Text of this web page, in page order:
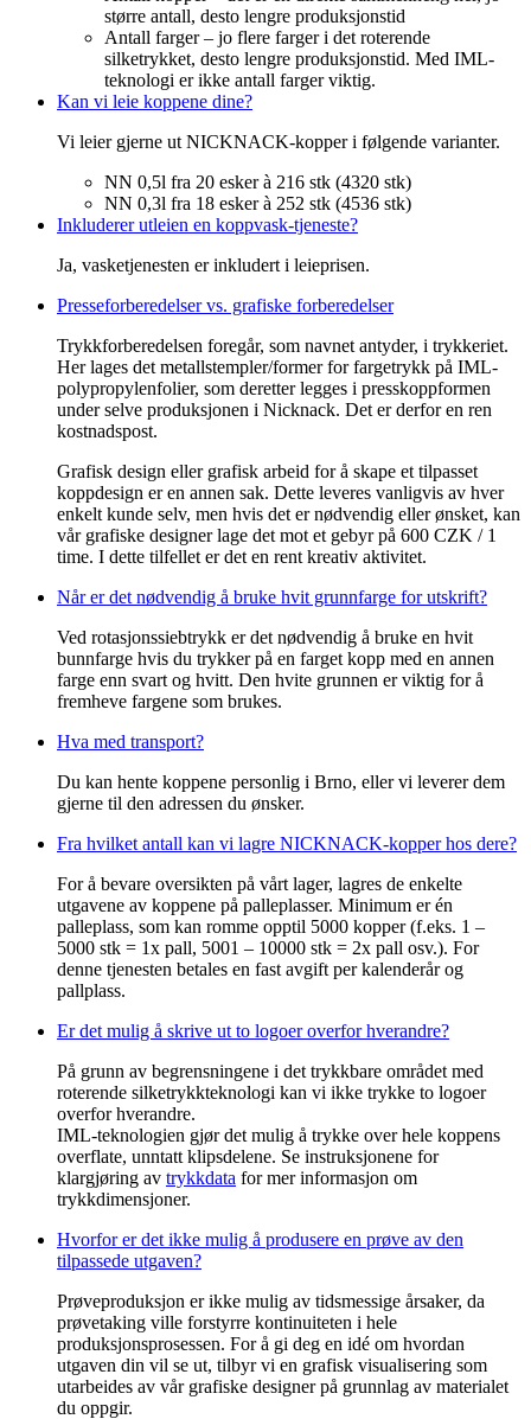
større antall, desto lengre produksjonstid
Antall farger – jo flere farger i det roterende
silketrykket, desto lengre produksjonstid. Med IML-
teknologi er ikke antall farger viktig.
Kan vi leie koppene dine?
Vi leier gjerne ut NICKNACK-kopper i følgende varianter.
NN 0,5l fra 20 esker à 216 stk (4320 stk)
NN 0,3l fra 18 esker à 252 stk (4536 stk)
Inkluderer utleien en koppvask-tjeneste?
Ja, vasketjenesten er inkludert i leieprisen.
Presseforberedelser vs. grafiske forberedelser
Trykkforberedelsen foregår, som navnet antyder, i trykkeriet.
Her lages det metallstempler/former for fargetrykk på IML-
polypropylenfolier, som deretter legges i presskoppformen
under selve produksjonen i Nicknack. Det er derfor en ren
kostnadspost.
Grafisk design eller grafisk arbeid for å skape et tilpasset
koppdesign er en annen sak. Dette leveres vanligvis av hver
enkelt kunde selv, men hvis det er nødvendig eller ønsket, kan
vår grafiske designer lage det mot et gebyr på 600 CZK / 1
time. I dette tilfellet er det en rent kreativ aktivitet.
Når er det nødvendig å bruke hvit grunnfarge for utskrift?
Ved rotasjonssiebtrykk er det nødvendig å bruke en hvit
bunnfarge hvis du trykker på en farget kopp med en annen
farge enn svart og hvitt. Den hvite grunnen er viktig for å
fremheve fargene som brukes.
Hva med transport?
Du kan hente koppene personlig i Brno, eller vi leverer dem
gjerne til den adressen du ønsker.
Fra hvilket antall kan vi lagre NICKNACK-kopper hos dere?
For å bevare oversikten på vårt lager, lagres de enkelte
utgavene av koppene på palleplasser. Minimum er én
palleplass, som kan romme opptil 5000 kopper (f.eks. 1 –
5000 stk = 1x pall, 5001 – 10000 stk = 2x pall osv.). For
denne tjenesten betales en fast avgift per kalenderår og
pallplass.
Er det mulig å skrive ut to logoer overfor hverandre?
På grunn av begrensningene i det trykkbare området med
roterende silketrykkteknologi kan vi ikke trykke to logoer
overfor hverandre.
IML-teknologien gjør det mulig å trykke over hele koppens
overflate, unntatt klipsdelene. Se instruksjonene for
klargjøring av trykkdata for mer informasjon om
trykkdimensjoner.
Hvorfor er det ikke mulig å produsere en prøve av den
tilpassede utgaven?
Prøveproduksjon er ikke mulig av tidsmessige årsaker, da
prøvetaking ville forstyrre kontinuiteten i hele
produksjonsprosessen. For å gi deg en idé om hvordan
utgaven din vil se ut, tilbyr vi en grafisk visualisering som
utarbeides av vår grafiske designer på grunnlag av materialet
du oppgir.